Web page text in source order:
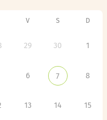
V S D
29 30 1
6 7 8
13 14 15